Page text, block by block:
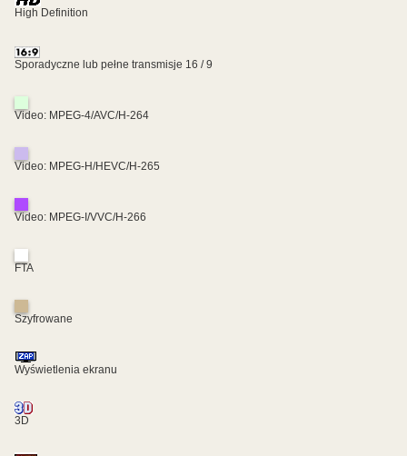
High Definition
Sporadyczne lub pełne transmisje 16 / 9
Video: MPEG-4/AVC/H-264
Video: MPEG-H/HEVC/H-265
Video: MPEG-I/VVC/H-266
FTA
Szyfrowane
Wyświetlenia ekranu
3D